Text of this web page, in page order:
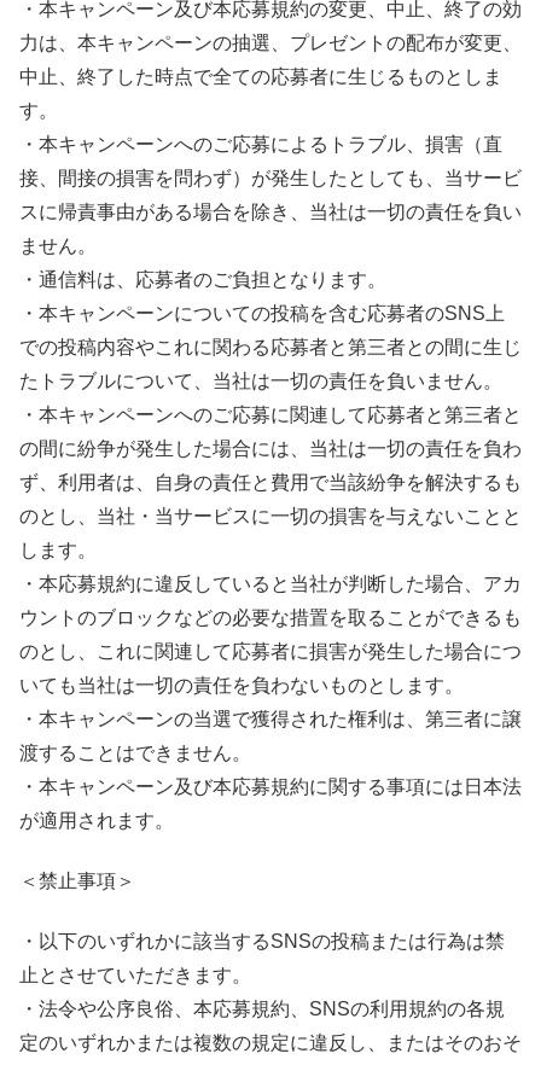
・本キャンペーン及び本応募規約の変更、中止、終了の効
力は、本キャンペーンの抽選、プレゼントの配布が変更、
中止、終了した時点で全ての応募者に生じるものとしま
す。
・本キャンペーンへのご応募によるトラブル、損害（直
接、間接の損害を問わず）が発生したとしても、当サービ
スに帰責事由がある場合を除き、当社は一切の責任を負い
ません。
・通信料は、応募者のご負担となります。
・本キャンペーンについての投稿を含む応募者のSNS上
での投稿内容やこれに関わる応募者と第三者との間に生じ
たトラブルについて、当社は一切の責任を負いません。
・本キャンペーンへのご応募に関連して応募者と第三者と
の間に紛争が発生した場合には、当社は一切の責任を負わ
ず、利用者は、自身の責任と費用で当該紛争を解決するも
のとし、当社・当サービスに一切の損害を与えないことと
します。
・本応募規約に違反していると当社が判断した場合、アカ
ウントのブロックなどの必要な措置を取ることができるも
のとし、これに関連して応募者に損害が発生した場合につ
いても当社は一切の責任を負わないものとします。
・本キャンペーンの当選で獲得された権利は、第三者に譲
渡することはできません。
・本キャンペーン及び本応募規約に関する事項には日本法
が適用されます。
＜禁止事項＞
・以下のいずれかに該当するSNSの投稿または行為は禁
止とさせていただきます。
・法令や公序良俗、本応募規約、SNSの利用規約の各規
定のいずれかまたは複数の規定に違反し、またはそのおそ